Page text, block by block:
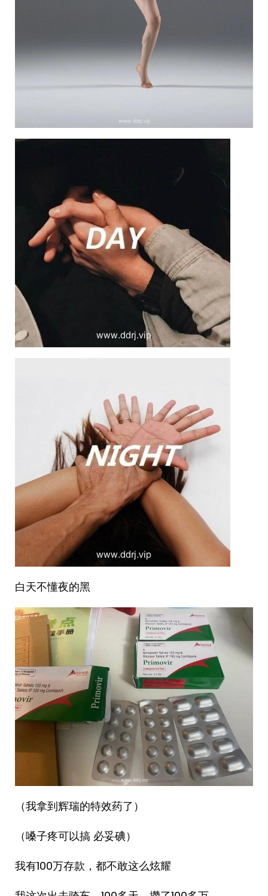
白天不懂夜的黑 ​​​
（我拿到辉瑞的特效药了）
（嗓子疼可以搞 必妥碘）
我有100万存款，都不敢这么炫耀